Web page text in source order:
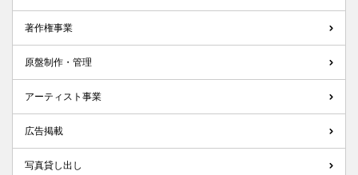
著作権事業
原盤制作・管理
アーティスト事業
広告掲載
写真貸し出し